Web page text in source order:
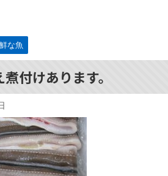
な魚
付けあります。